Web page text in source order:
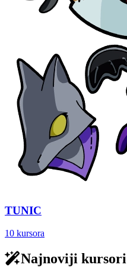
TUNIC
10 kursora
Najnoviji kursori